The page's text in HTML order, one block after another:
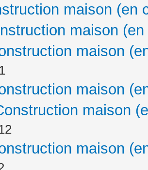
maison (en
maison
maison
maison
maison
maison